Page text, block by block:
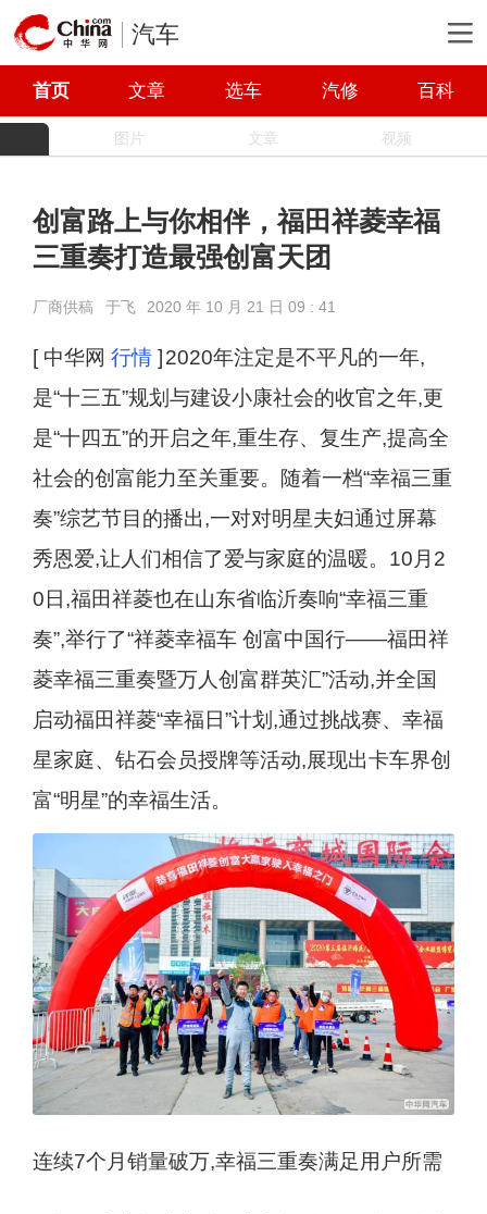
汽车
首页 文章 选车 汽修 百科
图片 文章 视频
创富路上与你相伴，福田祥菱幸福
三重奏打造最强创富天团
厂商供稿 于飞 2020 年 10 月 21 日 09 : 41
[ 中华网 行情] 2020年注定是不平凡的一年,
是“十三五”规划与建设小康社会的收官之年,更
是“十四五”的开启之年,重生存、复生产,提高全
社会的创富能力至关重要。随着一档“幸福三重
奏”综艺节目的播出,一对对明星夫妇通过屏幕
秀恩爱,让人们相信了爱与家庭的温暖。10月2
0日,福田祥菱也在山东省临沂奏响“幸福三重
奏”,举行了“祥菱幸福车 创富中国行——福田祥
菱幸福三重奏暨万人创富群英汇”活动,并全国
启动福田祥菱“幸福日”计划,通过挑战赛、幸福
星家庭、钻石会员授牌等活动,展现出卡车界创
富“明星”的幸福生活。
连续7个月销量破万,幸福三重奏满足用户所需